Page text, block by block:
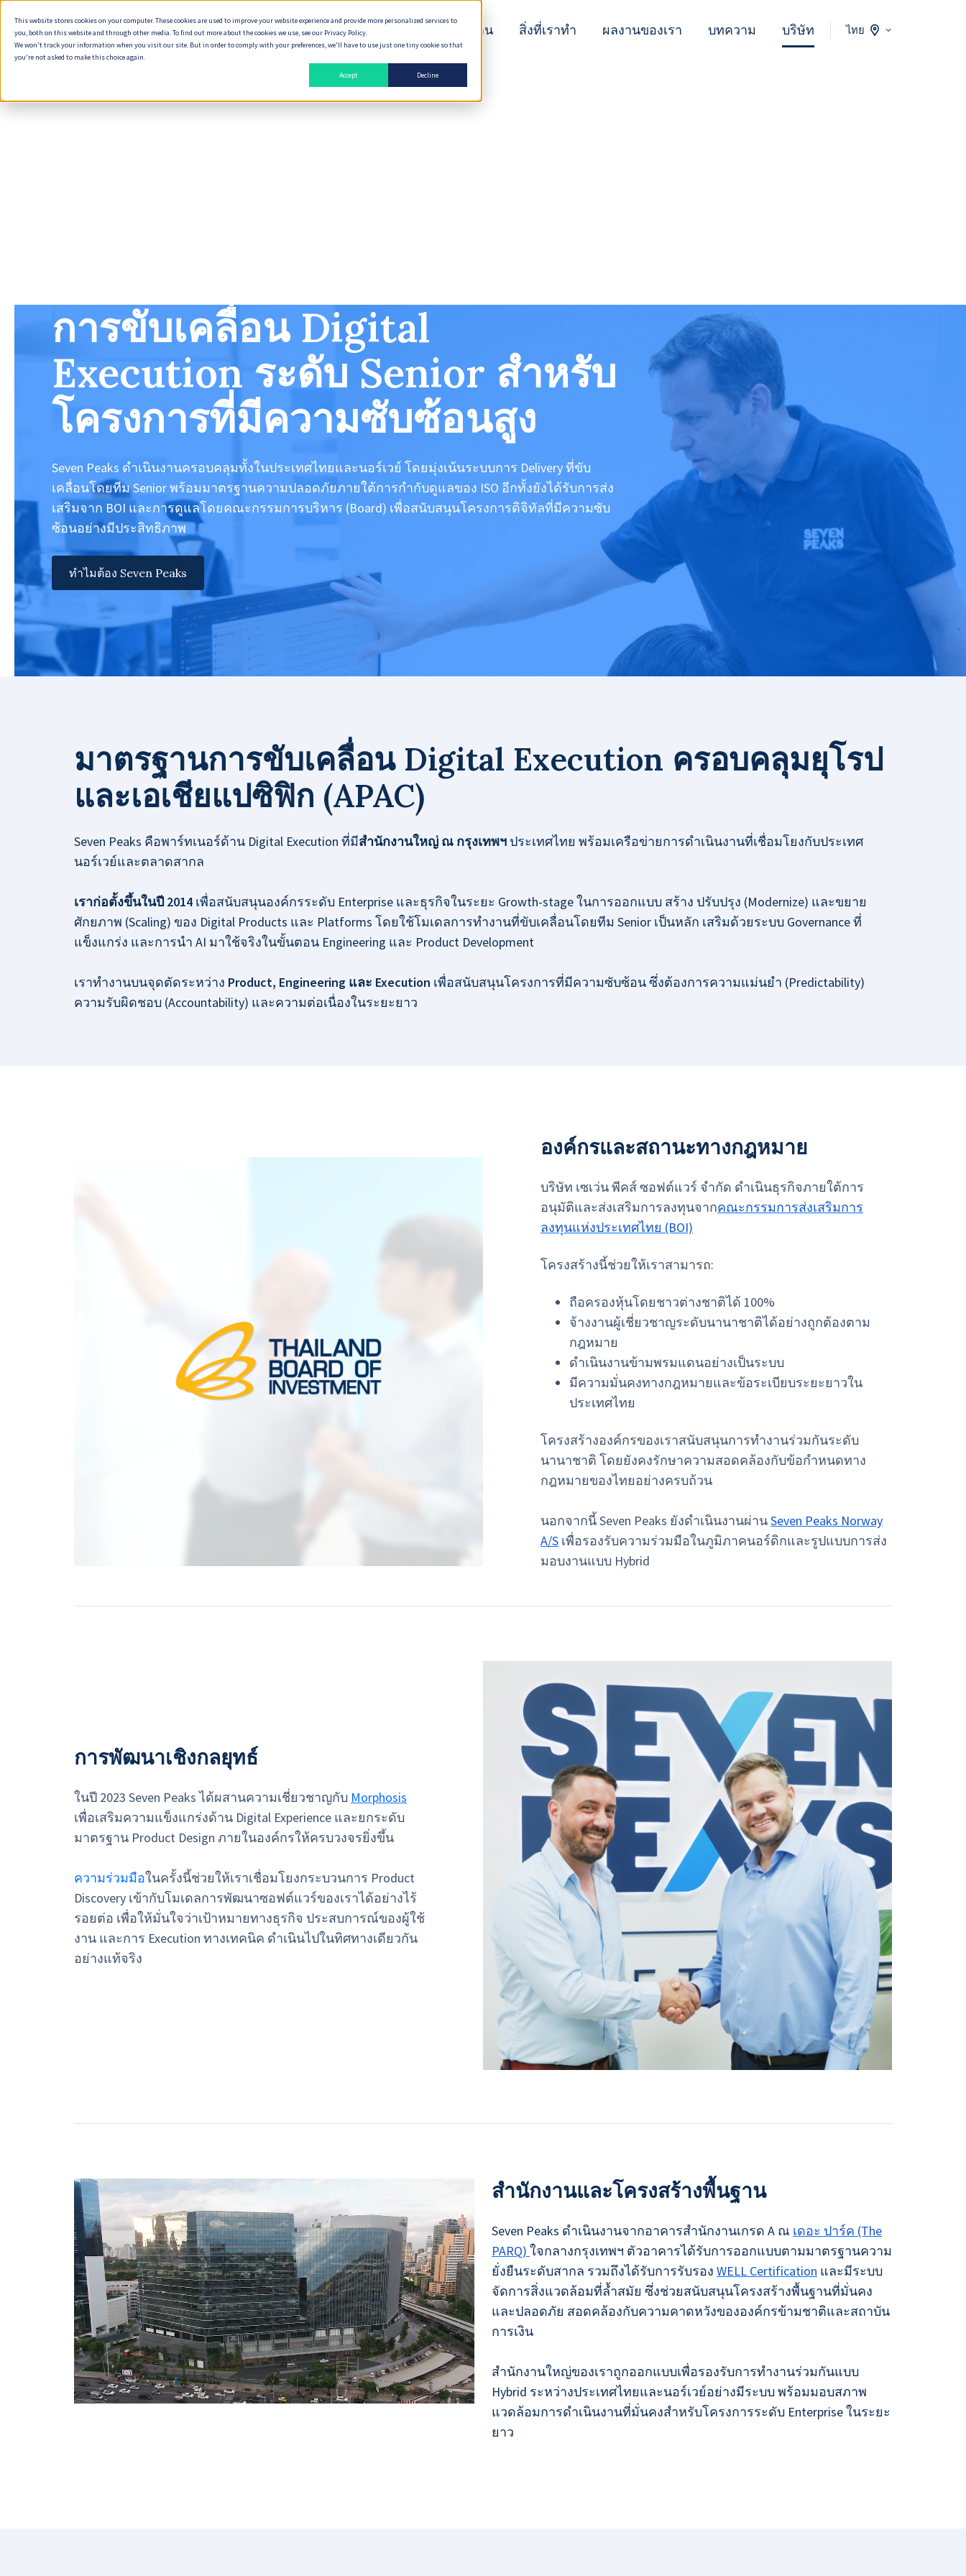
This website stores cookies on your computer. These cookies are used to improve your website experience and provide more personalized services to
you, both on this website and through other media. To find out more about the cookies we use, see our Privacy Policy.
We won't track your information when you visit our site. But in order to comply with your preferences, we'll have to use just one tiny cookie so that
you're not asked to make this choice again.
Accept
Decline
ทำไมต้อง Seven Peaks วิธีที่เราส่งมอบงาน
ที่
งานที่ขับเคลื่อนด้วย AI
โมเดลการให้บริการ
ขยายสเกลทีม
ที่ปรึกษาแบบ Onsite
เครือข่ายพันธมิตรทางเทคโนโลยี
พาร์ทเนอร์ด้านเทคโนโลยีของเรา
พาร์ทเนอร์ - Microsoft Fabric
พาร์ทเนอร์ - Snowflake
พาร์ทเนอร์ - Draga
Seven Peaks Product Accelerator
สิ่งที่เราทำ
ที่
ออกแบบ UX/UI
พัฒนาซอฟต์แวร์และแอปฯ
บริการทดสอบซอฟต์แวร์แบบอัจฉริยะ
บริการคลาวด์
ดูแลโครงสร้างระบบ Cloud
ดูแลแอปพลิเคชัน
รากฐานข้อมูลและเสริมศักยภาพด้วย AI
บริการวิเคราะห์ข้อมูล
อุตสาหกรรม
พลังงาน
ผลงานของเรา บทความ บริษัท ไทย
การขับเคลื่อน Digital
Execution ระดับ Senior สำหรับ
โครงการที่มีความซับซ้อนสูง
Seven Peaks ดำเนินงานครอบคลุมทั้งในประเทศไทยและนอร์เวย์ โดยมุ่งเน้นระบบการ Delivery ที่ขับ
เคลื่อนโดยทีม Senior พร้อมมาตรฐานความปลอดภัยภายใต้การกำกับดูแลของ ISO อีกทั้งยังได้รับการส่ง
เสริมจาก BOI และการดูแลโดยคณะกรรมการบริหาร (Board) เพื่อสนับสนุนโครงการดิจิทัลที่มีความซับ
ซ้อนอย่างมีประสิทธิภาพ
ทำไมต้อง Seven Peaks
มาตรฐานการขับเคลื่อน Digital Execution ครอบคลุมยุโรป
และเอเชียแปซิฟิก (APAC)
Seven Peaks คือพาร์ทเนอร์ด้าน Digital Execution ที่มีสำนักงานใหญ่ ณ กรุงเทพฯ ประเทศไทย พร้อมเครือข่ายการดำเนินงานที่เชื่อมโยงกับประเทศ
นอร์เวย์และตลาดสากล
เราก่อตั้งขึ้นในปี 2014 เพื่อสนับสนุนองค์กรระดับ Enterprise และธุรกิจในระยะ Growth-stage ในการออกแบบ สร้าง ปรับปรุง (Modernize) และขยาย
ศักยภาพ (Scaling) ของ Digital Products และ Platforms โดยใช้โมเดลการทำงานที่ขับเคลื่อนโดยทีม Senior เป็นหลัก เสริมด้วยระบบ Governance ที่
แข็งแกร่ง และการนำ AI มาใช้จริงในขั้นตอน Engineering และ Product Development
เราทำงานบนจุดตัดระหว่าง Product, Engineering และ Execution เพื่อสนับสนุนโครงการที่มีความซับซ้อน ซึ่งต้องการความแม่นยำ (Predictability)
ความรับผิดชอบ (Accountability) และความต่อเนื่องในระยะยาว
องค์กรและสถานะทางกฎหมาย
บริษัท เซเว่น พีคส์ ซอฟต์แวร์ จำกัด ดำเนินธุรกิจภายใต้การ
อนุมัติและส่งเสริมการลงทุนจากคณะกรรมการส่งเสริมการ
ลงทุนแห่งประเทศไทย (BOI)
โครงสร้างนี้ช่วยให้เราสามารถ:
ถือครองหุ้นโดยชาวต่างชาติได้ 100%
จ้างงานผู้เชี่ยวชาญระดับนานาชาติได้อย่างถูกต้องตาม
กฎหมาย
ดำเนินงานข้ามพรมแดนอย่างเป็นระบบ
มีความมั่นคงทางกฎหมายและข้อระเบียบระยะยาวใน
ประเทศไทย
โครงสร้างองค์กรของเราสนับสนุนการทำงานร่วมกันระดับ
นานาชาติ โดยยังคงรักษาความสอดคล้องกับข้อกำหนดทาง
กฎหมายของไทยอย่างครบถ้วน
นอกจากนี้ Seven Peaks ยังดำเนินงานผ่านSeven Peaks Norway
A/S เพื่อรองรับความร่วมมือในภูมิภาคนอร์ดิกและรูปแบบการส่ง
มอบงานแบบ Hybrid
การพัฒนาเชิงกลยุทธ์
ในปี 2023 Seven Peaks ได้ผสานความเชี่ยวชาญกับ Morphosis
เพื่อเสริมความแข็งแกร่งด้าน Digital Experience และยกระดับ
มาตรฐาน Product Design ภายในองค์กรให้ครบวงจรยิ่งขึ้น
ความร่วมมือในครั้งนี้ช่วยให้เราเชื่อมโยงกระบวนการ Product
Discovery เข้ากับโมเดลการพัฒนาซอฟต์แวร์ของเราได้อย่างไร้
รอยต่อ เพื่อให้มั่นใจว่าเป้าหมายทางธุรกิจ ประสบการณ์ของผู้ใช้
งาน และการ Execution ทางเทคนิค ดำเนินไปในทิศทางเดียวกัน
อย่างแท้จริง
สำนักงานและโครงสร้างพื้นฐาน
Seven Peaks ดำเนินงานจากอาคารสำนักงานเกรด A ณ เดอะ ปาร์ค (The
PARQ) ใจกลางกรุงเทพฯ ตัวอาคารได้รับการออกแบบตามมาตรฐานความ
ยั่งยืนระดับสากล รวมถึงได้รับการรับรอง WELL Certification และมีระบบ
จัดการสิ่งแวดล้อมที่ล้ำสมัย ซึ่งช่วยสนับสนุนโครงสร้างพื้นฐานที่มั่นคง
และปลอดภัย สอดคล้องกับความคาดหวังขององค์กรข้ามชาติและสถาบัน
การเงิน
สำนักงานใหญ่ของเราถูกออกแบบเพื่อรองรับการทำงานร่วมกันแบบ
Hybrid ระหว่างประเทศไทยและนอร์เวย์อย่างมีระบบ พร้อมมอบสภาพ
แวดล้อมการดำเนินงานที่มั่นคงสำหรับโครงการระดับ Enterprise ในระยะ
ยาว